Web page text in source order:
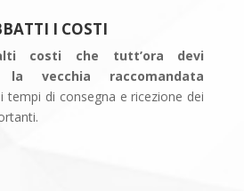
I COSTI
costi che tutt’ora devi
vecchia raccomandata
tempi di consegna e ricezione dei